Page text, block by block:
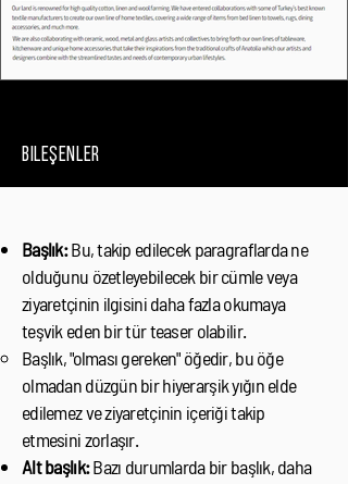
bileşenler
Başlık:Bu, takip edilecek paragraflarda ne
olduğunu özetleyebilecek bir cümle veya
ziyaretçinin ilgisini daha fazla okumaya
teşvik eden bir tür teaser olabilir.
Başlık, "olması gereken" öğedir, bu öğe
olmadan düzgün bir hiyerarşik yığın elde
edilemez ve ziyaretçinin içeriği takip
etmesini zorlaşır.
Alt başlık:Bazı durumlarda bir başlık, daha